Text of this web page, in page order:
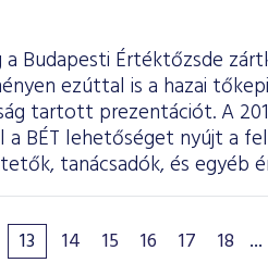
Budapesti Értéktőzsde
ezúttal is a hazai
tartott prezentációt. A
BÉT lehetőséget nyújt a
tanácsadók, és
13 14 15 16 17 18 ...